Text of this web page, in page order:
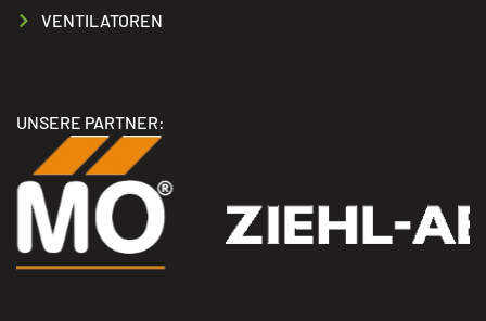
VENTILATOREN
UNSERE PARTNER: